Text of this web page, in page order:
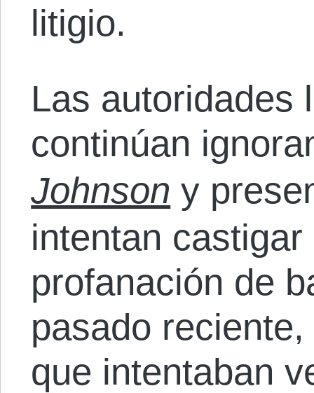
litigio.
Las autoridades
continúan
Johnson y
intentan
profanación de
pasado
que intentaban